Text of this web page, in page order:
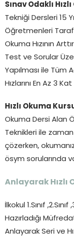
Sınav Odaklı
Tekniği Dersleri 15
Öğretmenleri
Okuma Hızının
Test ve Sorular
Yapılması ile Tüm
Hızlarını En Az 3
Hızlı Okuma
Okuma Dersi Alan
Teknikleri ile zaman
çözerken,
ösym sorularında
Anlayarak Hızlı
İlkokul 1.Sınıf
Hazırladığı
Anlayarak Seri ve